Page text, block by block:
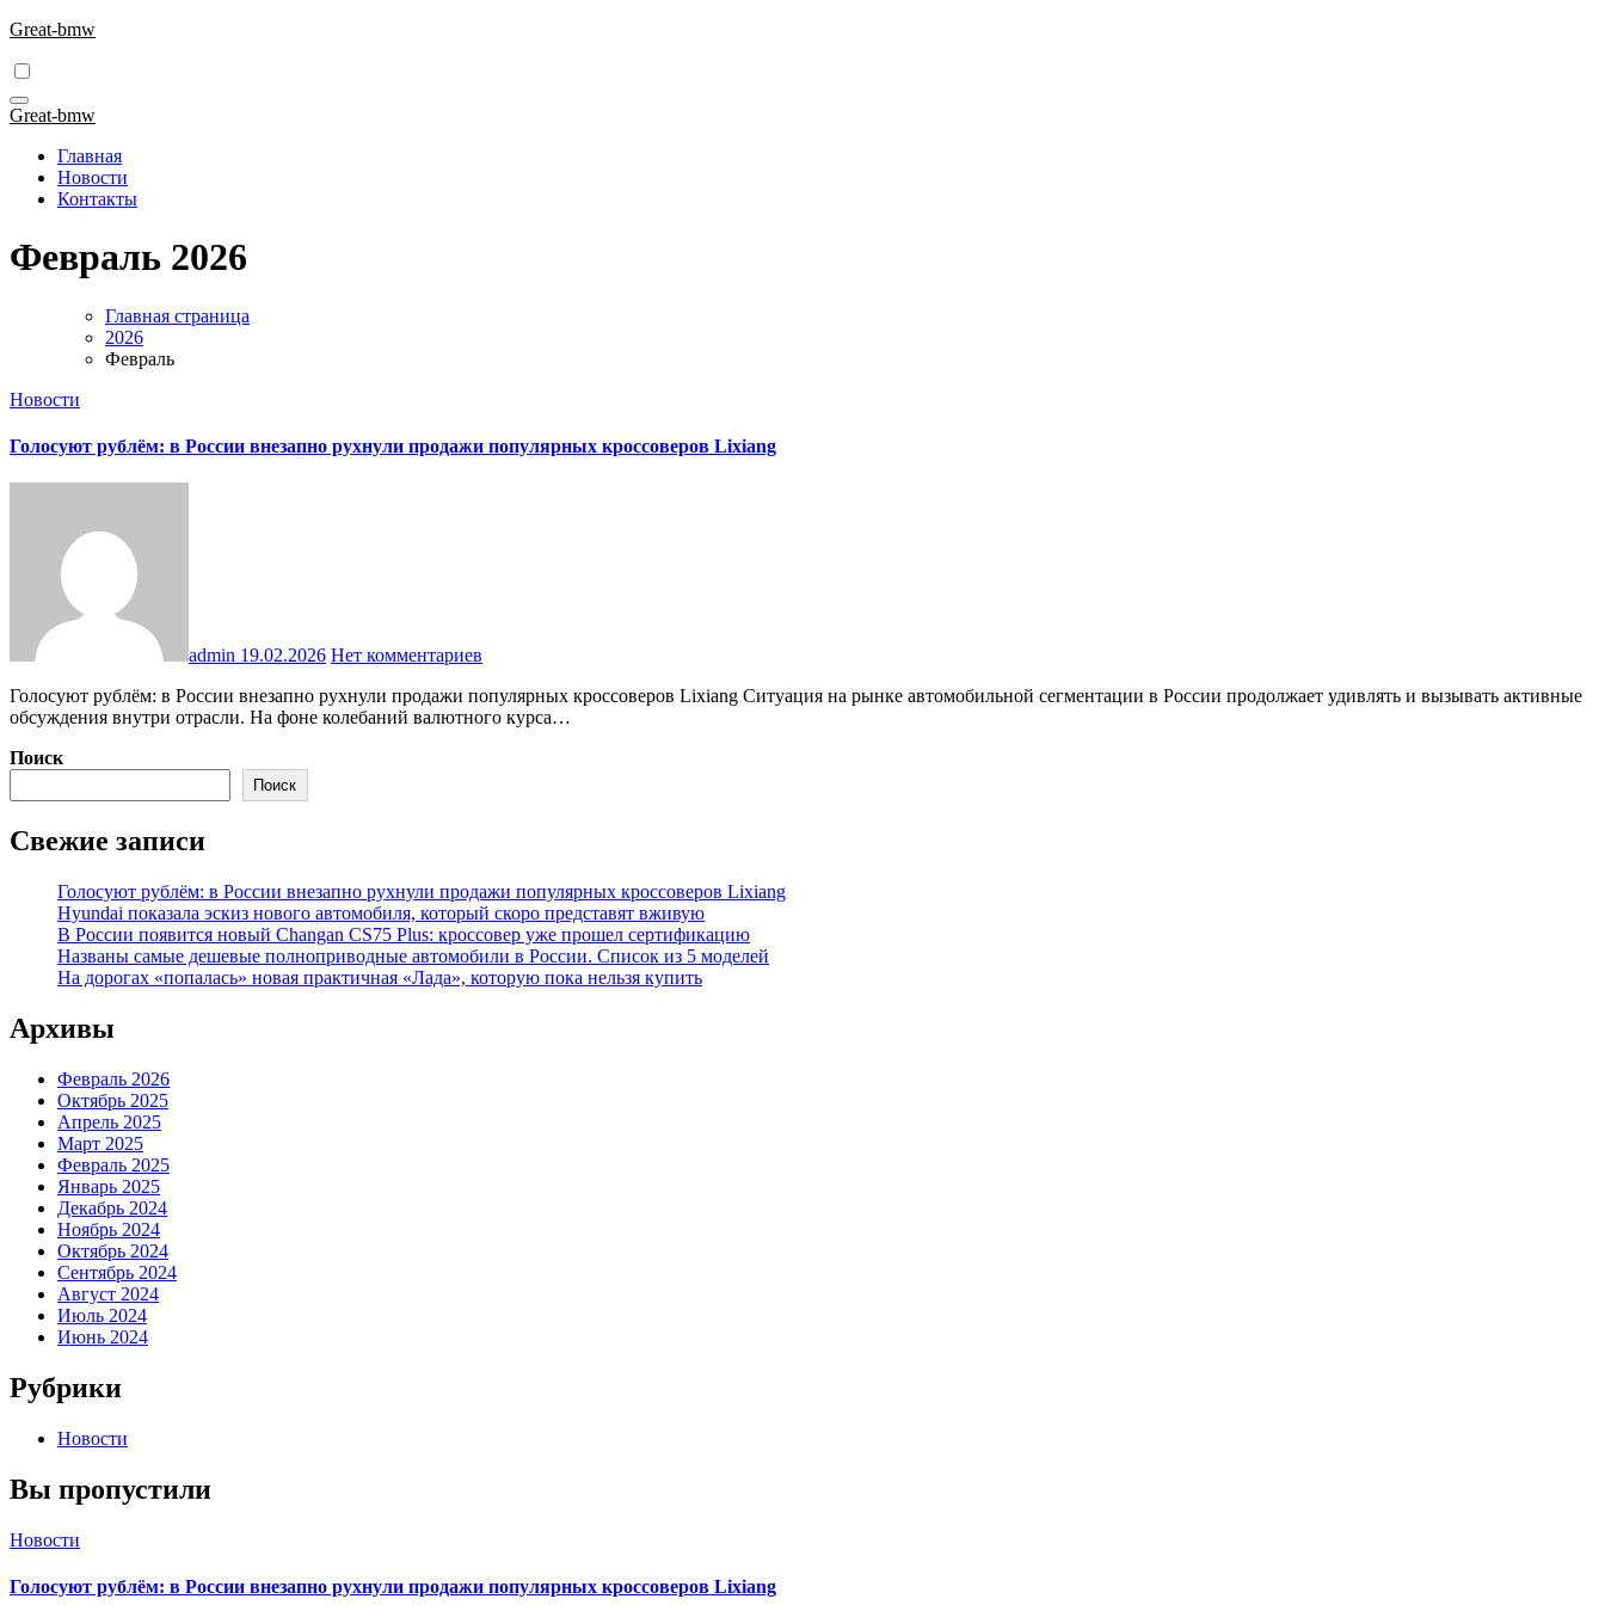
Перейти
содержимому
Great-bmw
Great-bmw
Главная
Новости
Контакты
Февраль 2026
Главная страница
2026
Февраль
Новости
Голосуют рублём: в России внезапно рухнули продажи популярных кроссоверов Lixiang
admin 19.02.2026 Нет комментариев
Голосуют рублём: в России внезапно рухнули продажи популярных кроссоверов Lixiang Ситуация на рынке автомобильной сегментации в России продолжает удивлять и вызывать активные
обсуждения внутри отрасли. На фоне колебаний валютного курса…
Поиск
Поиск
Свежие записи
Голосуют рублём: в России внезапно рухнули продажи популярных кроссоверов Lixiang
Hyundai показала эскиз нового автомобиля, который скоро представят вживую
В России появится новый Changan CS75 Plus: кроссовер уже прошел сертификацию
Названы самые дешевые полноприводные автомобили в России. Список из 5 моделей
На дорогах «попалась» новая практичная «Лада», которую пока нельзя купить
Архивы
Февраль 2026
Октябрь 2025
Апрель 2025
Март 2025
Февраль 2025
Январь 2025
Декабрь 2024
Ноябрь 2024
Октябрь 2024
Сентябрь 2024
Август 2024
Июль 2024
Июнь 2024
Рубрики
Новости
Вы пропустили
Новости
Голосуют рублём: в России внезапно рухнули продажи популярных кроссоверов Lixiang